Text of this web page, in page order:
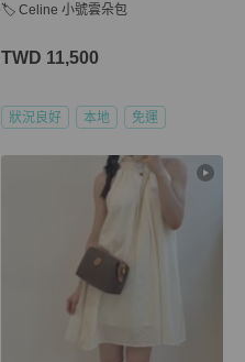
🏷️ Celine 小號雲朵包
TWD 11,500
狀況良好 本地 免運